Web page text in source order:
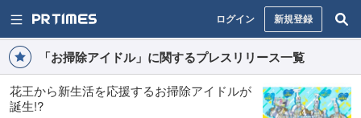
ログイン 新規登録
「お掃除アイドル」に関するプレスリリース一覧
花王から新生活を応援するお掃除アイドルが
誕生!?